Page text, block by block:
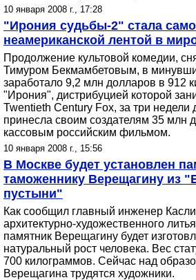
10 января 2008 г., 17:28
"Ирония судьбы-2" стала
неамериканской лентой в
Продолжение культовой комедии,
Тимуром Бекмамбетовым, в
заработало 9,2 млн долларов в 912
"Ирония", дистрибуцией которой
Twentieth Century Fox, за три недели
принесла своим создателям 35 млн
кассовым российским фильмом.
10 января 2008 г., 15:56
В Москве будет установлен
таможеннику Верещагину из
пустыни"
Как сообщил главный инженер
архитектурно-художественного
памятник Верещагину будет
натуральный рост человека. Вес
700 килограммов. Сейчас над
Верещагина трудятся художники.